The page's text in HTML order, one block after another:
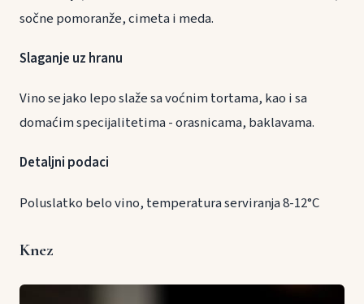
sočne pomoranže, cimeta i meda.
Slaganje uz hranu
Vino se jako lepo slaže sa voćnim tortama, kao i sa
domaćim specijalitetima - orasnicama, baklavama.
Detaljni podaci
Poluslatko belo vino, temperatura serviranja 8-12°C
Knez